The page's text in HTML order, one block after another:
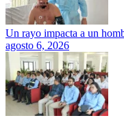
Un rayo impacta a un
agosto 6, 2026